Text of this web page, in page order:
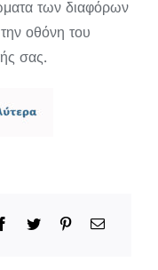
των διαφόρων
οθόνη του
σας.